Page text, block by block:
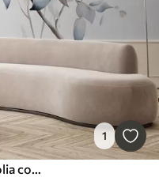
1
Delicadas flores blancas de magnolia con suaves pétalos azules sobre un fondo claro acuarela imitación minimalismo